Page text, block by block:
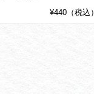
¥440（税込）